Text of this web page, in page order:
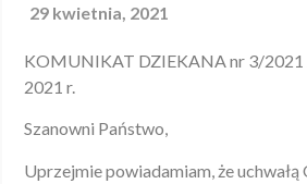
29 kwietnia, 2021
KOMUNIKAT DZIEKANA nr 3/2021
2021 r.
Szanowni Państwo,
Uprzejmie powiadamiam, że